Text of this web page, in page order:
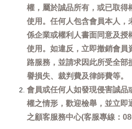
權，屬於誠品所有，或已取得
使用。任何人包含會員本人，
係企業或權利人書面同意及授
使用。如違反，立即撤銷會員
路服務，並請求因此所受全部
譽損失、裁判費及律師費等。
會員或任何人如發現侵害誠品
權之情形，歡迎檢舉，並立即
之顧客服務中心(客服專線：